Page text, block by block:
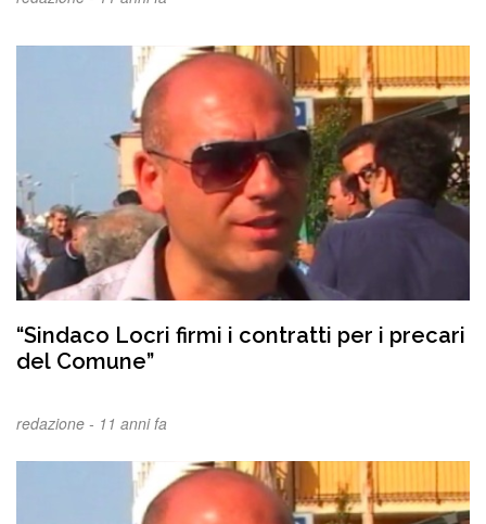
“Sindaco Locri firmi i contratti per i precari
del Comune”
redazione - 11 anni fa